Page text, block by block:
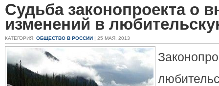
Судьба законопроекта о
изменений в
КАТЕГОРИЯ: ОБЩЕСТВО В РОССИИ | 25 МАЯ, 2013